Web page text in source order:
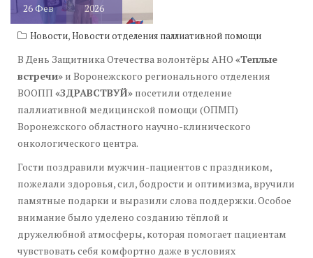
26Фев 2026
Новости,Новости отделения паллиативной помощи
В День Защитника Отечества волонтёры АНО «Теплые
встречи» и Воронежского регионального отделения
ВООПП «ЗДРАВСТВУЙ» посетили отделение
паллиативной медицинской помощи (ОПМП)
Воронежского областного научно-клинического
онкологического центра.
Гости поздравили мужчин-пациентов с праздником,
пожелали здоровья, сил, бодрости и оптимизма, вручили
памятные подарки и выразили слова поддержки. Особое
внимание было уделено созданию тёплой и
дружелюбной атмосферы, которая помогает пациентам
чувствовать себя комфортно даже в условиях